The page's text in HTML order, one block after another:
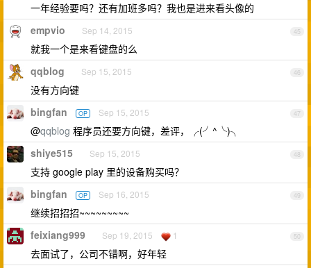
一年经验要吗？还有加班多吗？我也是进来看头像的
45
empvio Sep 14, 2015
就我一个是来看键盘的么
46
qqblog Sep 15, 2015
没有方向键
47
bingfan OP Sep 15, 2015
@qqblog 程序员还要方向键，差评，╭(╯^╰)╮
48
shiye515 Sep 15, 2015
支持 google play 里的设备购买吗？
49
bingfan OP Sep 16, 2015
继续招招招~~~~~~~~~
50
feixiang999 Sep 19, 2015 1
去面试了，公司不错啊，好年轻